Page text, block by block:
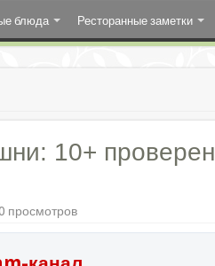
блюда Ресторанные заметки
10+
просмотров